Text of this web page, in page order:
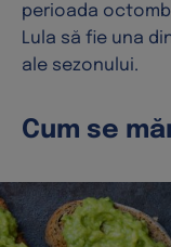
perioada
Lula să fie una
ale sezonului.
Cum se